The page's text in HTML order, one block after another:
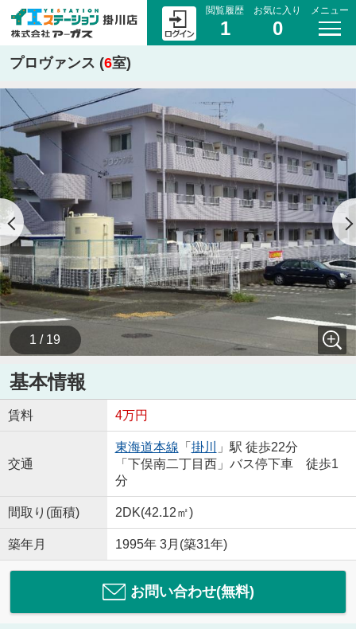
閲覧履歴
1
お気に入り
0
メニュー
プロヴァンス (6室)
1 / 19
基本情報
賃料 4万円
交通
東海道本線 「 掛川
」駅 徒歩22分
「下俣南二丁目西」バス停下車 徒歩1
分
間取り(面積) 2DK(42.12㎡)
築年月 1995年 3月(築31年)
お問い合わせ(無料)